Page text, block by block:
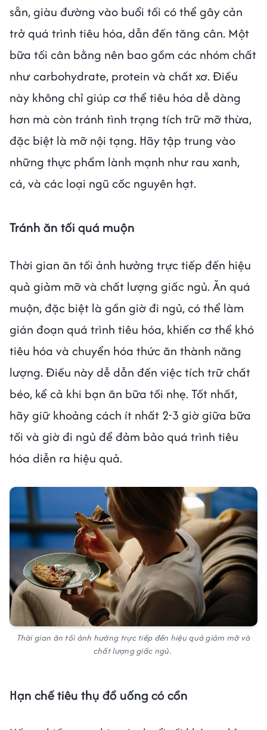
sẵn, giàu đường vào buổi tối có thể gây cản
trở quá trình tiêu hóa, dẫn đến tăng cân. Một
bữa tối cân bằng nên bao gồm các nhóm chất
như carbohydrate, protein và chất xơ. Điều
này không chỉ giúp cơ thể tiêu hóa dễ dàng
hơn mà còn tránh tình trạng tích trữ mỡ thừa,
đặc biệt là mỡ nội tạng. Hãy tập trung vào
những thực phẩm lành mạnh như rau xanh,
cá, và các loại ngũ cốc nguyên hạt.
Tránh ăn tối quá muộn
Thời gian ăn tối ảnh hưởng trực tiếp đến hiệu
quả giảm mỡ và chất lượng giấc ngủ. Ăn quá
muộn, đặc biệt là gần giờ đi ngủ, có thể làm
gián đoạn quá trình tiêu hóa, khiến cơ thể khó
tiêu hóa và chuyển hóa thức ăn thành năng
lượng. Điều này dễ dẫn đến việc tích trữ chất
béo, kể cả khi bạn ăn bữa tối nhẹ. Tốt nhất,
hãy giữ khoảng cách ít nhất 2-3 giờ giữa bữa
tối và giờ đi ngủ để đảm bảo quá trình tiêu
hóa diễn ra hiệu quả.
Thời gian ăn tối ảnh hưởng trực tiếp đến hiệu quả giảm mỡ và
chất lượng giấc ngủ.
Hạn chế tiêu thụ đồ uống có cồn